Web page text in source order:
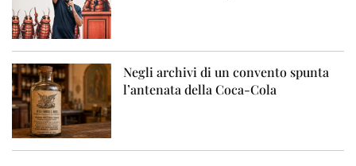
Negli archivi di un convento spunta
l’antenata della Coca-Cola